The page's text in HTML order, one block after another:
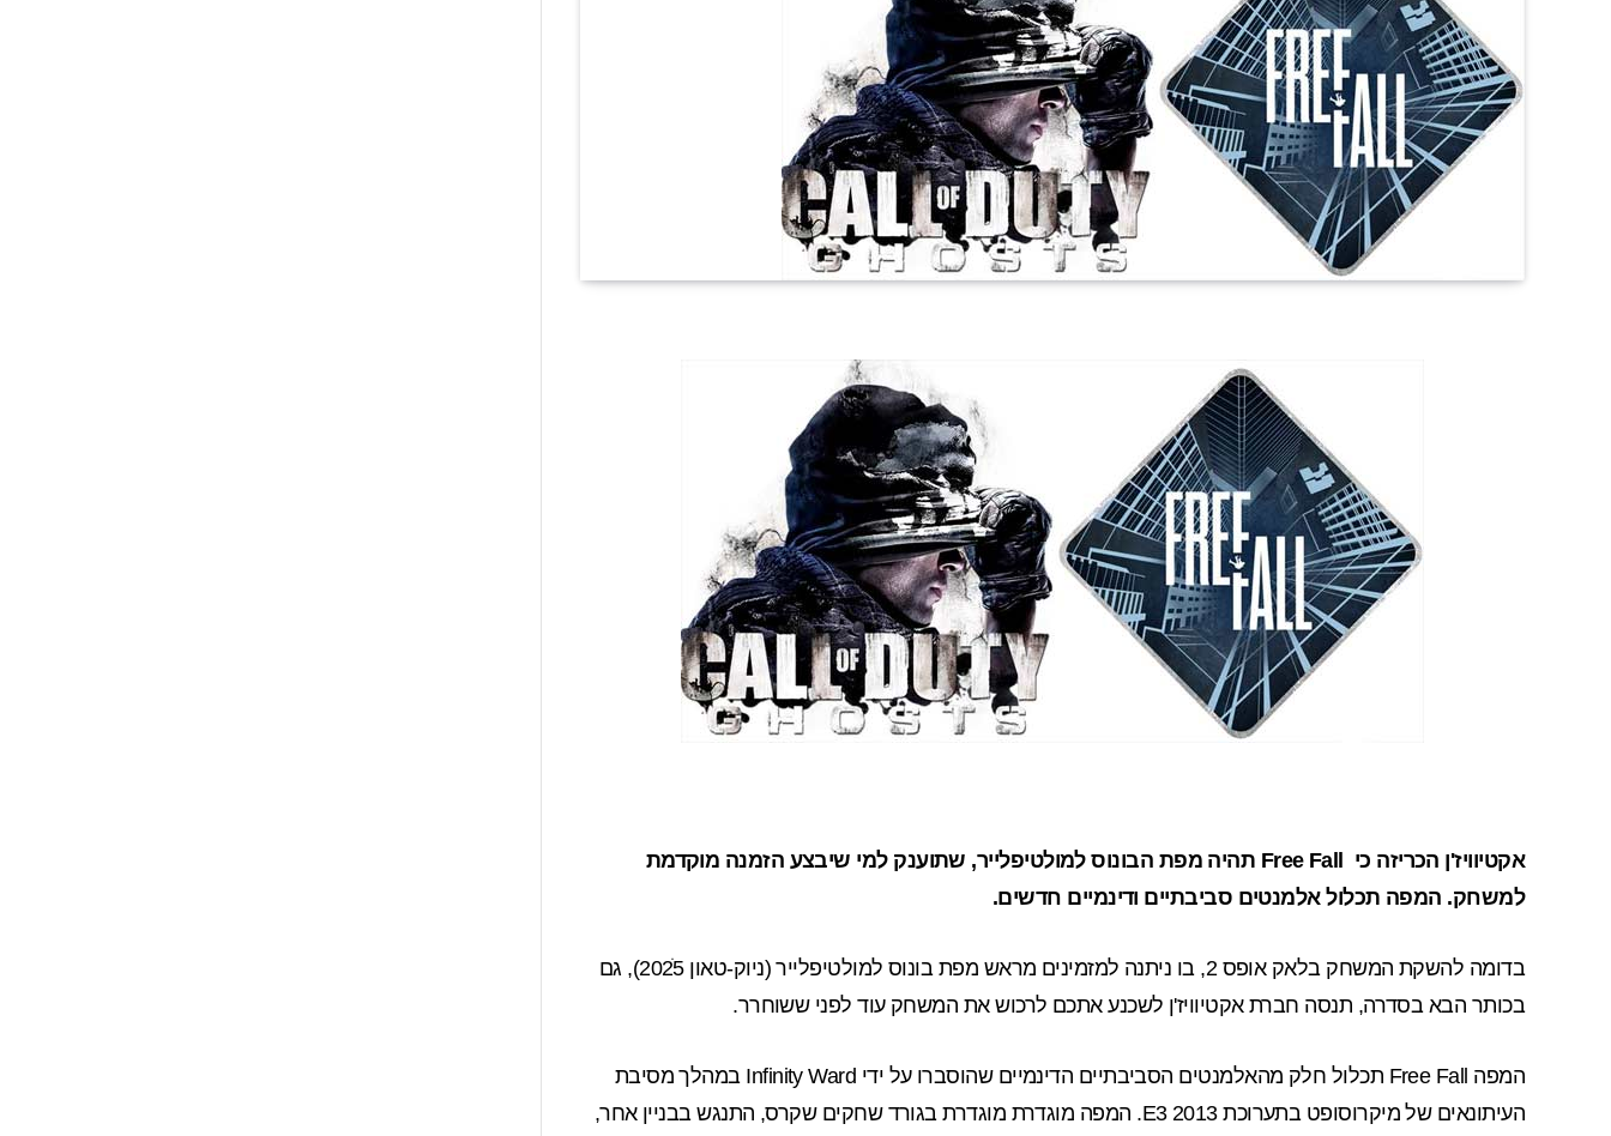
אקטיוויז'ן הכריזה כי Free Fall תהיה מפת הבונוס למולטיפלייר, שתוענק למי שיבצע הזמנה מוקדמת
למשחק. המפה תכלול אלמנטים סביבתיים ודינמיים חדשים.
בדומה להשקת המשחקבלאק אופס 2
, בו ניתנה למזמינים מראש מפת בונוס למולטיפלייר (ניוק-טאון 2025ׂ), גם
בכותר הבא בסדרה, תנסה חברת אקטיוויז'ן לשכנע אתכם לרכוש את המשחק עוד לפני ששוחרר.
המפה Free Fall תכלול חלק מהאלמנטים הסביבתיים הדינמיים שהוסברו על ידי Infinity Ward במהלך
מסיבת
העיתונאים
של מיקרוסופט בתערוכת E3 2013. המפה מוגדרת מוגדרת בגורד שחקים שקרס, התנגש בבניין אחר,